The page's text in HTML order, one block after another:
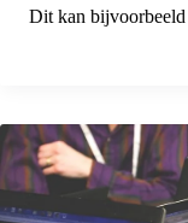
Dit kan